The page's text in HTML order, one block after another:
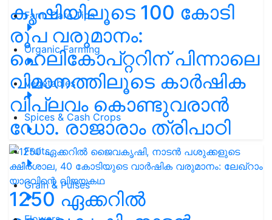
Farm Care Tips
Organic Farming
Vegetables
Spices & Cash Crops
Fruits
Grain & Pulses
കൃഷിയിലൂടെ 100 കോടി
രൂപ വരുമാനം:
ഹെലികോപ്റ്ററിന് പിന്നാലെ
വിമാനത്തിലൂടെ കാർഷിക
വിപ്ലവം കൊണ്ടുവരാൻ
ഡോ. രാജാരാം ത്രിപാഠി
1250 ഏക്കറിൽ